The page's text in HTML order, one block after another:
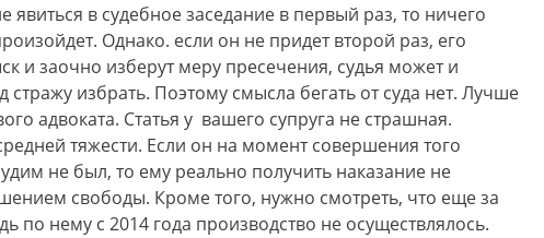
явиться в судебное заседание в первый раз, то ничего
Однако. если он не придет второй раз, его
и заочно изберут меру пресечения, судья может и
стражу избрать. Поэтому смысла бегать от суда нет. Лучше
адвоката. Статья у вашего супруга не страшная.
тяжести. Если он на момент совершения того
не был, то ему реально получить наказание не
свободы. Кроме того, нужно смотреть, что еще за
по нему с 2014 года производство не осуществлялось.